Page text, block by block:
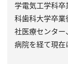
学電気工学科
科歯科大学卒
社医療センタ
病院を経て現在